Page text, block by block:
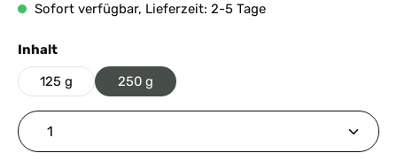
Sofort verfügbar, Lieferzeit: 2-5 Tage
Inhaltauswählen
125 g 250 g
Produkt Anzahl: Gib den gewünschten Wert ein